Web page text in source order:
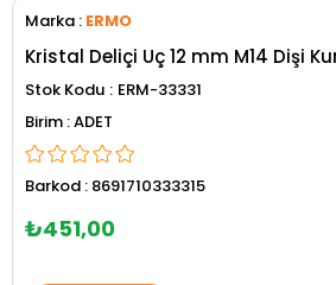
Marka : ERMO
Kristal Deliçi Uç 12 mm M14 Dişi
Stok Kodu
ERM-33331
ADET
Barkod : 8691710333315
₺451,00